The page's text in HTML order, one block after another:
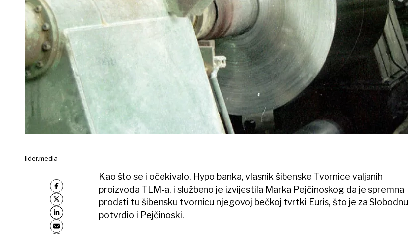
lider.media
Kao što se i očekivalo, Hypo banka, vlasnik šibenske Tvornice valjanih
proizvoda TLM-a, i službeno je izvijestila Marka Pejčinoskog da je spremna
prodati tu šibensku tvornicu njegovoj bečkoj tvrtki Euris, što je za Slobodnu
potvrdio i Pejčinoski.